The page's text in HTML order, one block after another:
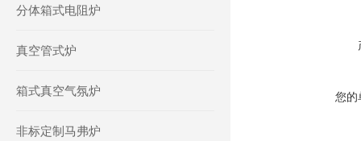
分体箱式电阻炉
真空管式炉
箱式真空气氛炉
非标定制马弗炉
您的